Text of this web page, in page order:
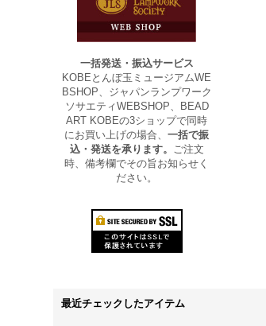
一括発送・振込サービス
KOBEとんぼ玉ミュージアムWE
BSHOP、ジャパンランプワーク
ソサエティWEBSHOP、BEAD
ART KOBEの3ショップで同時
にお買い上げの場合、一括で振
込・発送を承ります。 ご注文
時、備考欄でその旨お知らせく
ださい。
最近チェックしたアイテム